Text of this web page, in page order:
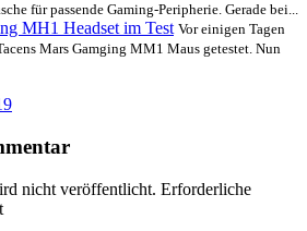
für passende Gaming-Peripherie. Gerade bei...
MH1 Headset im Test Vor einigen Tagen
Mars Gamging MM1 Maus getestet. Nun
nicht veröffentlicht. Erforderliche